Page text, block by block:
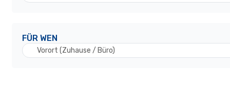
FÜR WEN
Vorort (Zuhause / Büro)